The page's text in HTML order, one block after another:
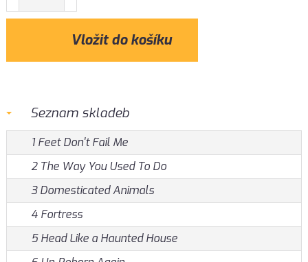
Seznam skladeb
1 Feet Don't Fail Me
2 The Way You Used To Do
3 Domesticated Animals
4 Fortress
5 Head Like a Haunted House